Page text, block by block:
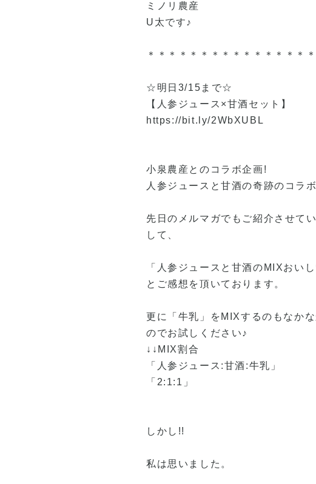
ミノリ農産
U太です♪
＊＊＊＊＊＊＊＊＊＊＊＊＊＊＊
☆明日3/15まで☆
【人参ジュース×甘酒セット】
https://bit.ly/2WbXUBL
小泉農産とのコラボ企画!
人参ジュースと甘酒の奇跡のコラ
先日のメルマガでもご紹介させて
して、
「人参ジュースと甘酒のMIXおいし
とご感想を頂いております。
更に「牛乳」をMIXするのもなか
のでお試しください♪
↓↓MIX割合
「人参ジュース:甘酒:牛乳」
「2:1:1」
しかし!!
私は思いました。